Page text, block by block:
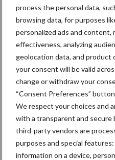
process the personal data,
browsing data, for purposes
personalized ads and content,
effectiveness, analyzing
geolocation data, and
your consent will be valid
change or withdraw your
“Consent Preferences”
We respect your choices and
with a transparent and secure
third-party vendors are
purposes and special
information on a device,
5 aug
Oogst
volle gang
5 aug
Nieuwe
4 aug Bruggen